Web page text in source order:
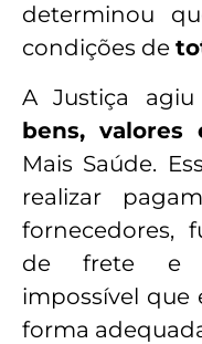
determinou
condições de
A Justiça
bens, valores
Mais Saúde.
realizar
fornecedores,
de frete e
impossível que
forma